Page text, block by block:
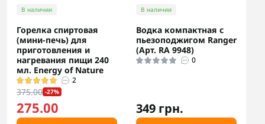
В наличии
Горелка спиртовая
(мини-печь) для
приготовления и
нагревания пищи 240
мл. Energy of Nature
2
375.00 -27%
275.00
В наличии
Водка компактная с
пьезоподжигом Ranger
(Арт. RA 9948)
0
349 грн.